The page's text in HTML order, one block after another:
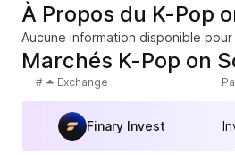
À Propos du K-Pop
Aucune information disponible pour
Marchés K-Pop on
# Exchange
Finary Invest